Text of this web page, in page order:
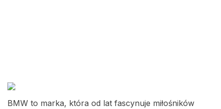
BMW to marka, która od lat fascynuje miłośników